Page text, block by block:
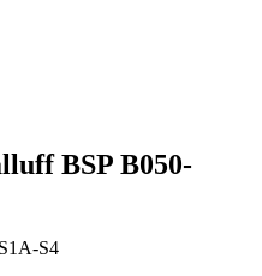
BSP B050-
S4